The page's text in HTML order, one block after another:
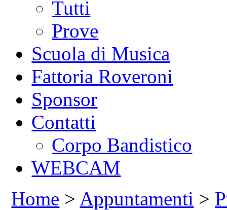
Tutti
Prove
Scuola di Musica
Fattoria Roveroni
Sponsor
Contatti
Corpo Bandistico
WEBCAM
Home > Appuntamenti >